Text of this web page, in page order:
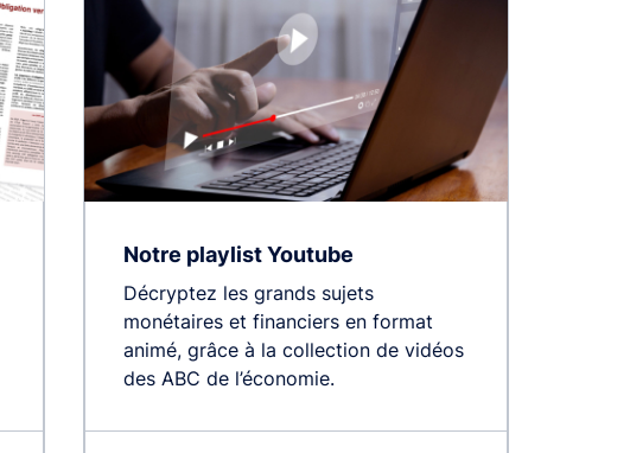
Notre playlist Youtube
Décryptez les grands sujets
monétaires et financiers en format
animé, grâce à la collection de vidéos
des ABC de l’économie.